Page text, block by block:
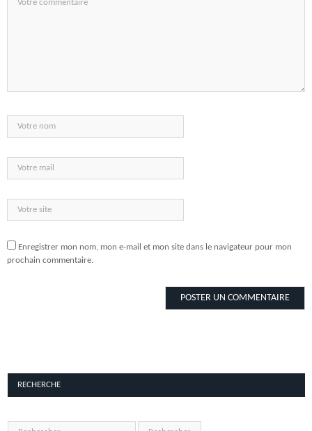
Enregistrer mon nom, mon e-mail et mon site dans le navigateur pour mon
prochain commentaire.
RECHERCHE